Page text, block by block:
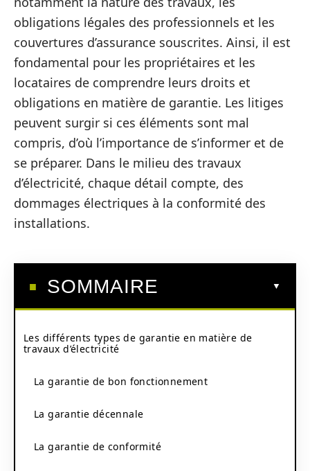
obligations légales des professionnels et les
couvertures d’assurance souscrites. Ainsi, il est
fondamental pour les propriétaires et les
locataires de comprendre leurs droits et
obligations en matière de garantie. Les litiges
peuvent surgir si ces éléments sont mal
compris, d’où l’importance de s’informer et de
se préparer. Dans le milieu des travaux
d’électricité, chaque détail compte, des
dommages électriques à la conformité des
installations.
SOMMAIRE
Les différents types de garantie en matière de
travaux d’électricité
La garantie de bon fonctionnement
La garantie décennale
La garantie de conformité